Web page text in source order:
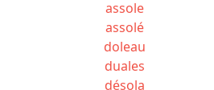
assole
assolé
doleau
duales
désola